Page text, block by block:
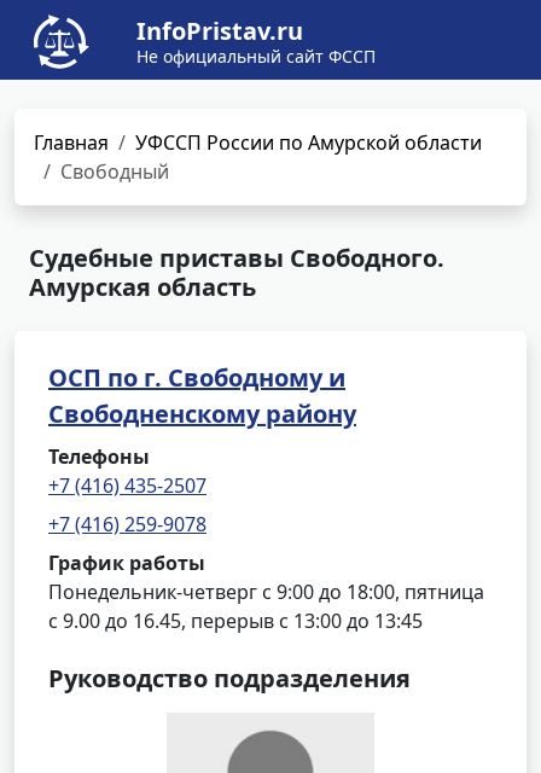
InfoPristav.ru
Не официальный сайт ФССП
Главная
УФССП России по Амурской области
Свободный
Судебные приставы Свободного.
Амурская область
ОСП по г. Свободному и
Свободненскому району
Телефоны
+7 (416) 435-2507
+7 (416) 259-9078
График работы
Понедельник-четверг с 9:00 до 18:00, пятница
с 9.00 до 16.45, перерыв с 13:00 до 13:45
Руководство подразделения